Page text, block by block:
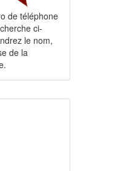
de téléphone
ci-
le nom,
de la